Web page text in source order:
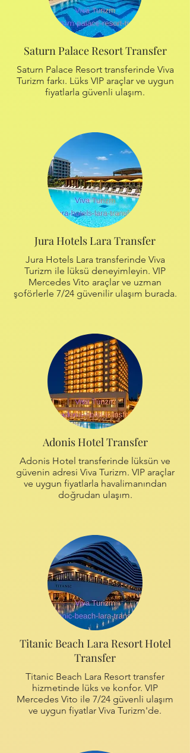
Saturn Palace Resort Transfer
Saturn Palace Resort transferinde Viva
Turizm farkı. Lüks VIP araçlar ve uygun
fiyatlarla güvenli ulaşım.
Jura Hotels Lara Transfer
Jura Hotels Lara transferinde Viva
Turizm ile lüksü deneyimleyin. VIP
Mercedes Vito araçlar ve uzman
şoförlerle 7/24 güvenilir ulaşım burada.
Adonis Hotel Transfer
Adonis Hotel transferinde lüksün ve
güvenin adresi Viva Turizm. VIP araçlar
ve uygun fiyatlarla havalimanından
doğrudan ulaşım.
Titanic Beach Lara Resort Hotel
Transfer
Titanic Beach Lara Resort transfer
hizmetinde lüks ve konfor. VIP
Mercedes Vito ile 7/24 güvenli ulaşım
ve uygun fiyatlar Viva Turizm'de.